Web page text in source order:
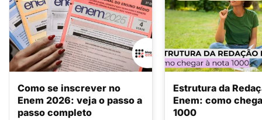
Como se inscrever no
Enem 2026: veja o passo a
passo completo
Estrutura da
Enem: como
1000